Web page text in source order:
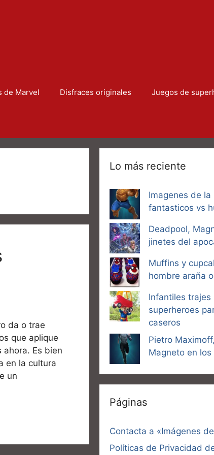
de Marvel Disfraces originales Juegos de
da o trae
que aplique
Es bien
en la cultura
un
Lo más reciente
Imagenes de
fantasticos vs
Deadpool,
jinetes del
Muffins y
hombre araña
Infantiles trajes
superheroes
caseros
Pietro
Magneto en los
Páginas
Contacta a «Imágenes
Políticas de Privacidad